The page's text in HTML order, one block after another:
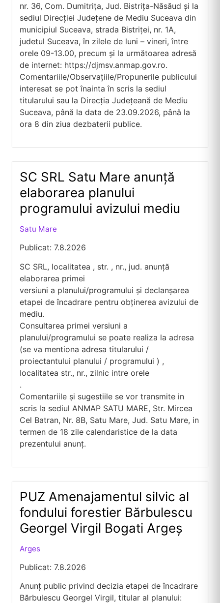
nr. 36, Com. Dumitrița, Jud. Bistrița-Năsăud și la
sediul Direcției Județene de Mediu Suceava din
municipiul Suceava, strada Bistriței, nr. 1A,
judetul Suceava, în zilele de luni – vineri, între
orele 09-13.00, precum și la următoarea adresă
de internet: https://djmsv.anmap.gov.ro.
Comentariile/Observațiile/Propunerile publicului
interesat se pot înainta în scris la sediul
titularului sau la Direcția Județeană de Mediu
Suceava, până la data de 23.09.2026, până la
ora 8 din ziua dezbaterii publice.
SC SRL Satu Mare anunță
elaborarea planului
programului avizului mediu
Satu Mare
Publicat: 7.8.2026
SC SRL, localitatea , str. , nr., jud. anunță
elaborarea primei
versiuni a planului/programului și declanșarea
etapei de încadrare pentru obținerea avizului de
mediu.
Consultarea primei versiuni a
planului/programului se poate realiza la adresa
(se va mentiona adresa titularului /
proiectantului planului / programului ) ,
IocaIitatea str., nr., zilnic intre orele
.
Comentariile și sugestiile se vor transmite in
scris la sediul ANMAP SATU MARE, Str. Mircea
Cel Batran, Nr. 8B, Satu Mare, Jud. Satu Mare, in
termen de 18 zile calendaristice de la data
prezentului anunț.
PUZ Amenajamentul silvic al
fondului forestier Bărbulescu
Georgel Virgil Bogati Argeş
Arges
Publicat: 7.8.2026
Anunț public privind decizia etapei de încadrare
Bărbulescu Georgel Virgil, titular al planului: